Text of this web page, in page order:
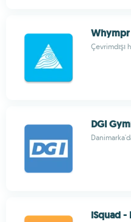
Çevrimdışı
DGI
iSquad -